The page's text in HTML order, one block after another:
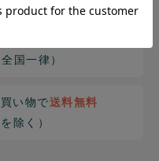
全国一律）
い物で送料無料
除く）